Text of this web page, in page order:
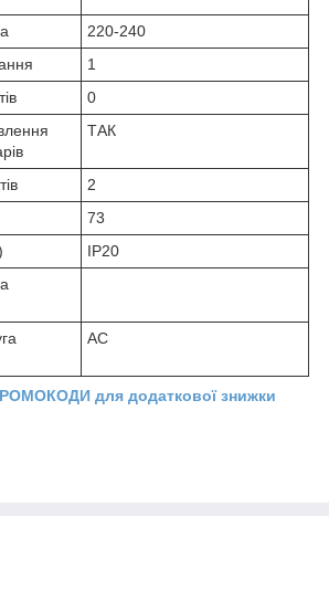
220-240
1
0
ТАК
2
73
IP20
AC
для додаткової знижки